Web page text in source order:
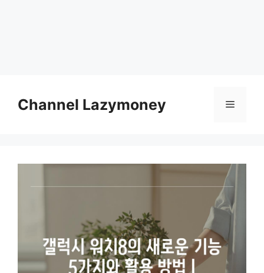
contentChannel Lazymoney Menu